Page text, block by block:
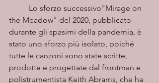
the Meadow" del 2020, pubblicato
durante gli spasimi della pandemia, è
stato uno sforzo più isolato, poiché
tutte le canzoni sono state scritte,
prodotte e progettate dal frontman e
polistrumentista Keith Abrams, che ha